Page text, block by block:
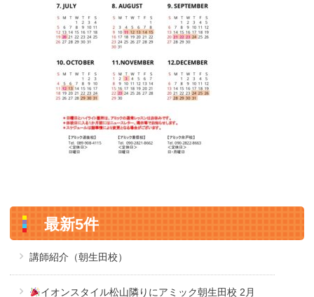
最新5件
講師紹介（朝生田校）
イオンスタイル松山隣りにアミック朝生田校 2月